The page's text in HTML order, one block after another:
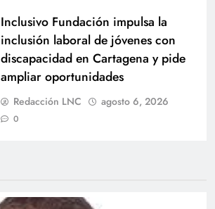
Inclusivo Fundación impulsa la
inclusión laboral de jóvenes con
discapacidad en Cartagena y pide
ampliar oportunidades
Redacción LNC agosto 6, 2026
0